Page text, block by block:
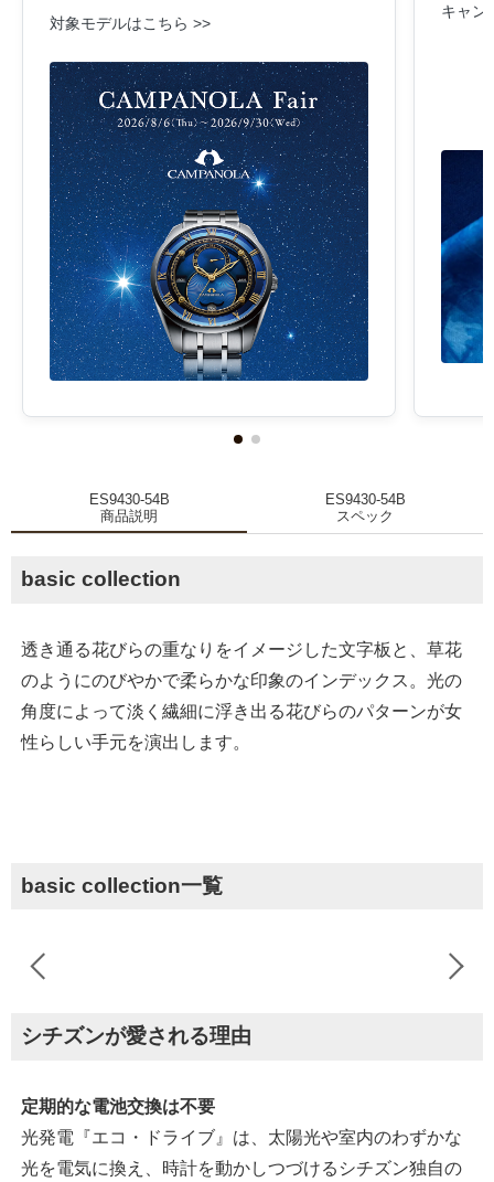
対象モデルはこちら >>
キャン
ES9430-54B
商品説明
ES9430-54B
スペック
basic collection
透き通る花びらの重なりをイメージした文字板と、草花
のようにのびやかで柔らかな印象のインデックス。光の
角度によって淡く繊細に浮き出る花びらのパターンが女
性らしい手元を演出します。
basic collection一覧
シチズンが愛される理由
定期的な電池交換は不要
光発電『エコ・ドライブ』は、太陽光や室内のわずかな
光を電気に換え、時計を動かしつづけるシチズン独自の